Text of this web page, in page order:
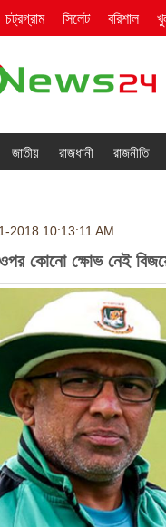
চট্রগ্রাম সিলেট বরিশাল
জাতীয় রাজধানী রাজনীতি
2018 10:13:11 AM
কোনো ক্ষোভ নেই